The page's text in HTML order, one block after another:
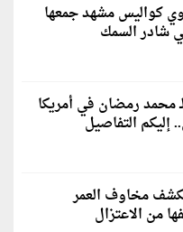
كواليس مشهد جمعها
شادر السمك
محمد رمضان في أمريكا
التفاصيل
مخاوف العمر
من الاعتزال